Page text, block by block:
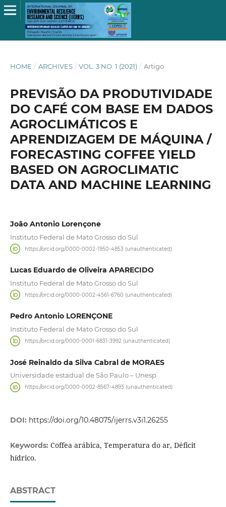
HOME / ARCHIVES / VOL. 3 NO. 1 (2021) / Artigo
PREVISÃO DA PRODUTIVIDADE
DO CAFÉ COM BASE EM DADOS
AGROCLIMÁTICOS E
APRENDIZAGEM DE MÁQUINA /
FORECASTING COFFEE YIELD
BASED ON AGROCLIMATIC
DATA AND MACHINE LEARNING
João Antonio Lorençone
Instituto Federal de Mato Grosso do Sul
https://orcid.org/0000-0002-1950-4853 (unauthenticated)
Lucas Eduardo de Oliveira APARECIDO
Instituto Federal de Mato Grosso do Sul
https://orcid.org/0000-0002-4561-6760 (unauthenticated)
Pedro Antonio LORENÇONE
Instituto Federal de Mato Grosso do Sul
https://orcid.org/0000-0001-6831-3992 (unauthenticated)
José Reinaldo da Silva Cabral de MORAES
Universidade estadual de São Paulo – Unesp
https://orcid.org/0000-0002-8567-4893 (unauthenticated)
DOI: https://doi.org/10.48075/ijerrs.v3i1.26255
Keywords: Coffea arábica, Temperatura do ar, Déficit
hídrico.
ABSTRACT